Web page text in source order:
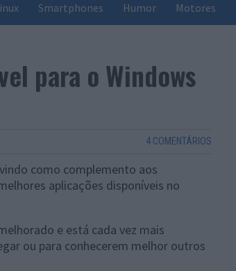
Smartphones Humor Motores
para o Windows
4 COMENTÁRIOS
como complemento aos
aplicações disponíveis no
e está cada vez mais
ou para conhecerem melhor outros